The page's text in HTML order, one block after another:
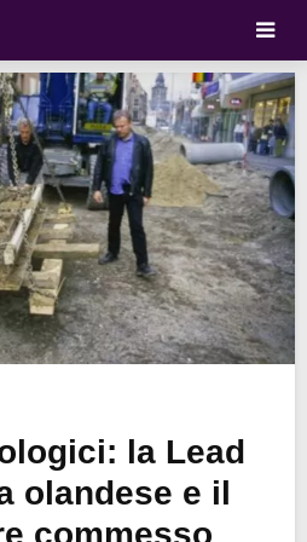
la Lead
olandese e il
commesso